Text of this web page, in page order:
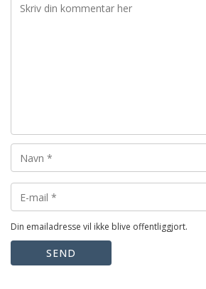
Din emailadresse vil ikke blive offentliggjort.
SEND